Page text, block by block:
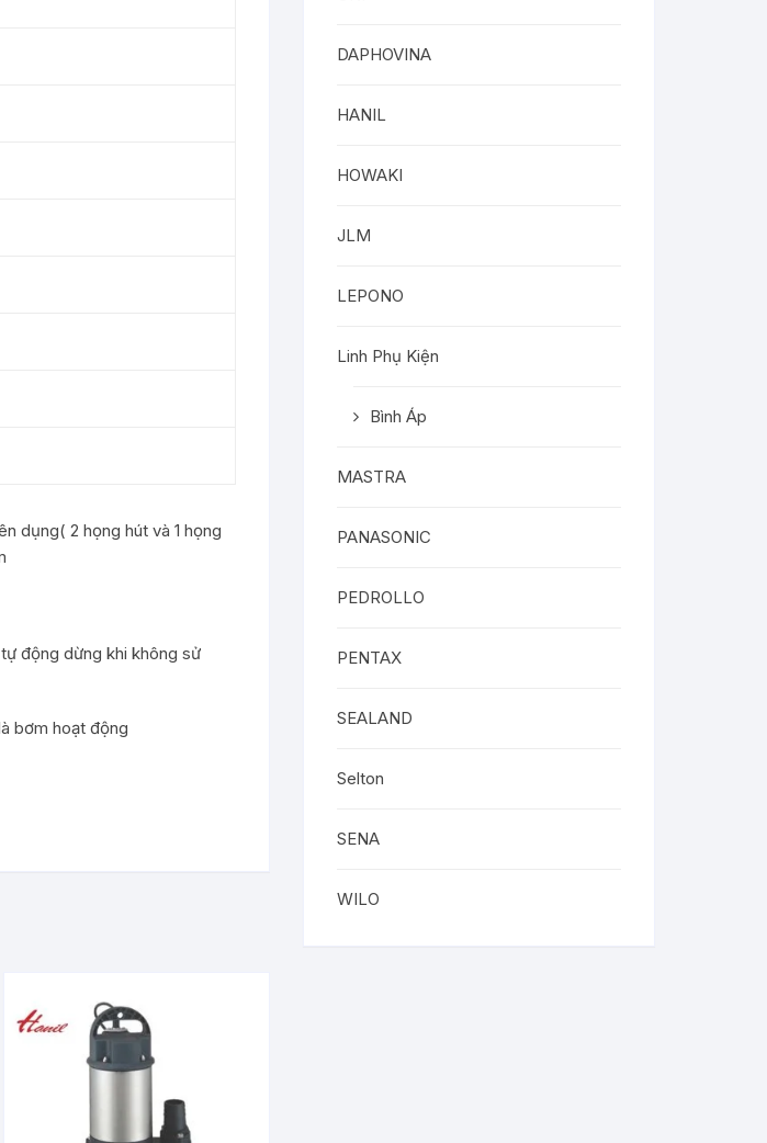
dụng( 2 họng hút và 1 họng
động dừng khi không sử
bơm hoạt động
DAPHOVINA
HANIL
HOWAKI
JLM
LEPONO
Linh Phụ Kiện
Bình Áp
MASTRA
PANASONIC
PEDROLLO
PENTAX
SEALAND
Selton
SENA
WILO